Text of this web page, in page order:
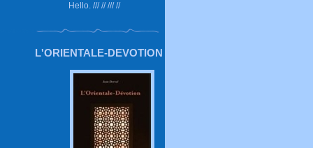
Hello. /// // /// //
L'ORIENTALE-DEVOTION